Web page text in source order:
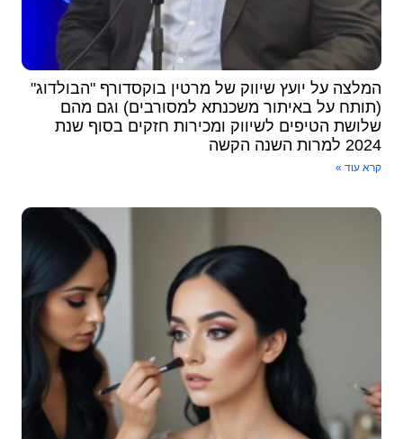
המלצה על יועץ שיווק של מרטין בוקסדורף "הבולדוג"
(תותח על באיתור משכנתא למסורבים) וגם מהם
שלושת הטיפים לשיווק ומכירות ​חזקים בסוף שנת
2024 למרות השנה הקשה
קרא עוד »